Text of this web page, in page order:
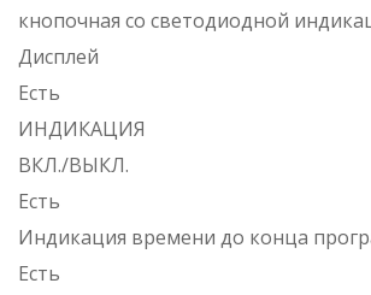
кнопочная со светодиодной
Дисплей
Есть
ИНДИКАЦИЯ
ВКЛ./ВЫКЛ.
Есть
Индикация времени до конца
Есть